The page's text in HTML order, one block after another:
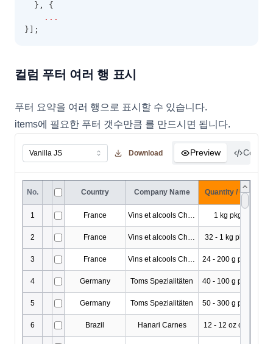
  }
,
{
...
}];
컬럼 푸터 여러 행 표시
푸터 요약을 여러 행으로 표시할 수 있습니다.
items에 필요한 푸터 갯수만큼 를 만드시면 됩니다.
Download Preview Code